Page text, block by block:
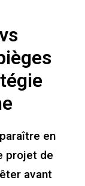
en
projet de
avant